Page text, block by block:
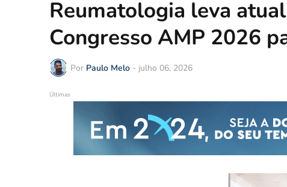
Reumatologia leva
Congresso AMP 2026
Por Paulo Melo - julho 06, 2026
Últimas